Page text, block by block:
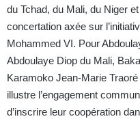
du Tchad, du Mali, du Niger
concertation axée sur
Mohammed VI. Pour
Abdoulaye Diop du Mali,
Karamoko Jean-Marie
illustre l’engagement
d’inscrire leur coopération